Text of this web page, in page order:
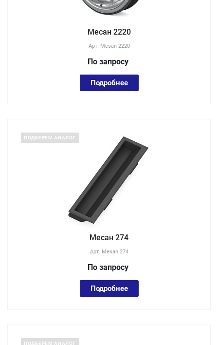
Месан 2220
Арт. Mesan 2220
По запросу
Подробнее
ПОДБЕРЕМ АНАЛОГ
Месан 274
Арт. Mesan 274
По запросу
Подробнее
ПОДБЕРЕМ АНАЛОГ